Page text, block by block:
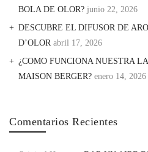
BOLA DE OLOR? junio 22, 2026
DESCUBRE EL DIFUSOR DE
D’OLOR abril 17, 2026
¿COMO FUNCIONA NUESTRA
MAISON BERGER? enero 14, 2026
Comentarios Recientes